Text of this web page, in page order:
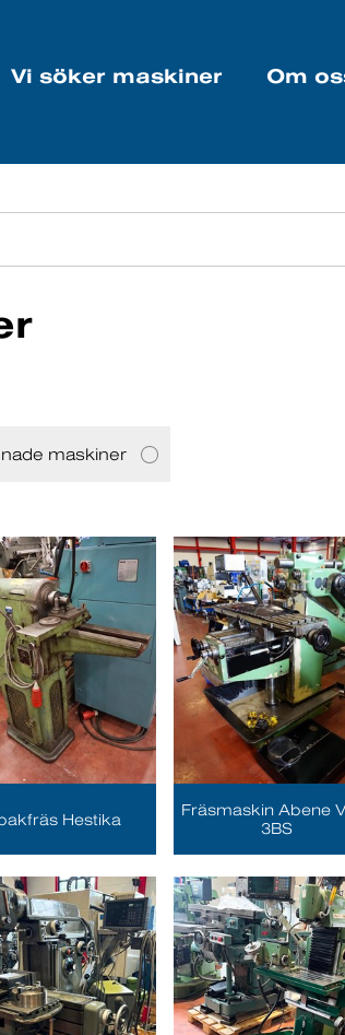
Vi söker maskiner Om
maskiner
Hestika
Fräsmaskin Abene
3BS